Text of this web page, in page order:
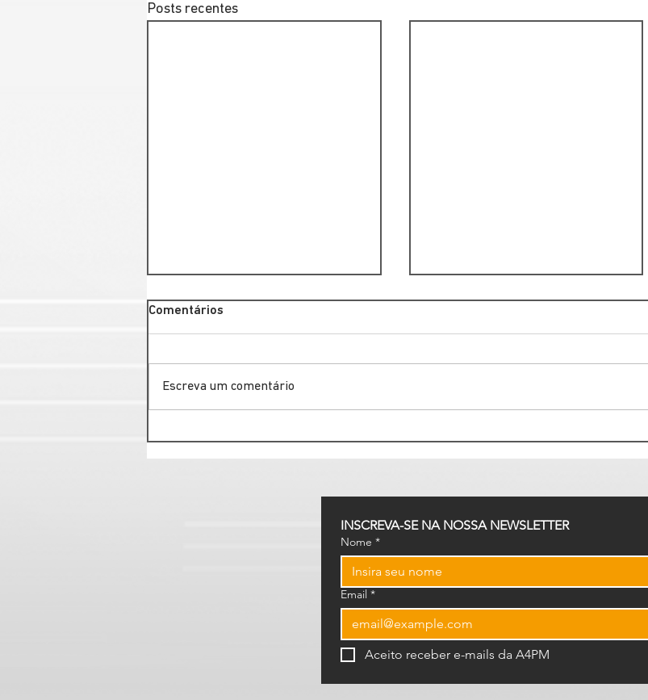
Posts recentes
Comentários
Escreva um comentário
INSCREVA-SE NA NOSSA NEWSLETTER
Nome *
Email *
Aceito receber e-mails da A4PM